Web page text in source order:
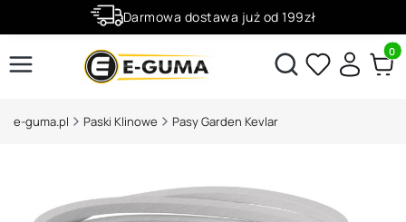
Darmowa dostawa już od 199zł
Rabaty -50% na wybrane produktyOtwórz wyszukiwarkę
e-guma.pl Paski Klinowe Pasy Garden Kevlar